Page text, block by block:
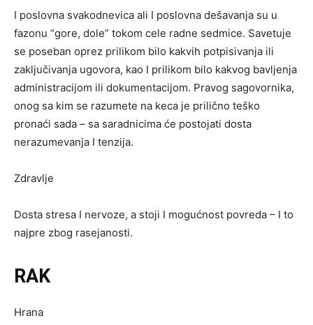
I poslovna svakodnevica ali I poslovna dešavanja su u
fazonu “gore, dole” tokom cele radne sedmice. Savetuje
se poseban oprez prilikom bilo kakvih potpisivanja ili
zaključivanja ugovora, kao I prilikom bilo kakvog bavljenja
administracijom ili dokumentacijom. Pravog sagovornika,
onog sa kim se razumete na keca je prilično teško
pronaći sada – sa saradnicima će postojati dosta
nerazumevanja I tenzija.
Zdravlje
Dosta stresa I nervoze, a stoji I mogućnost povreda – I to
najpre zbog rasejanosti.
RAK
Hrana